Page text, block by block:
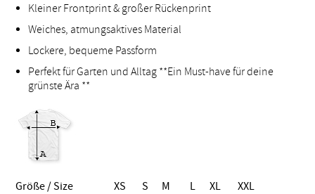
Kleiner Frontprint & großer Rückenprint
Weiches, atmungsaktives Material
Lockere, bequeme Passform
Perfekt für Garten und Alltag **Ein Must-have für deine
grünste Ära **
Größe / Size XS S M L XL
XXL